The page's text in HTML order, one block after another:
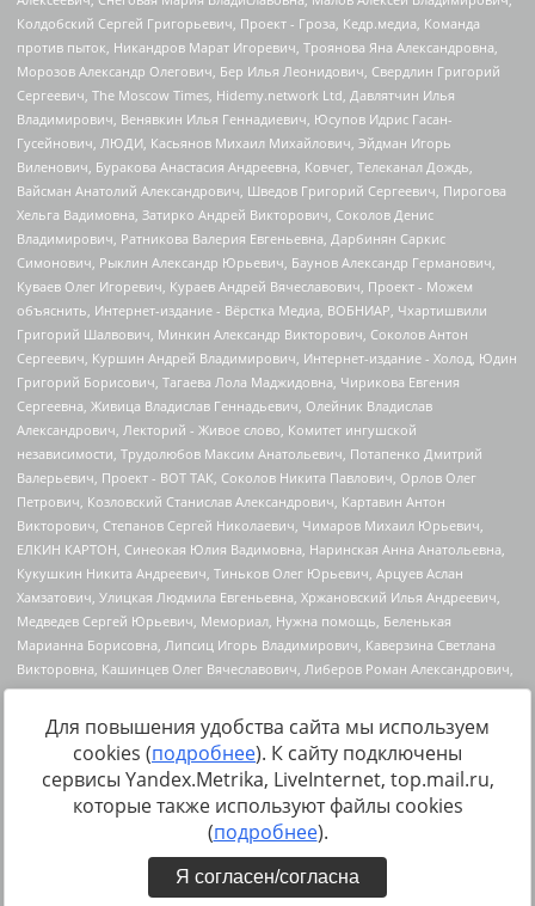
https://minjust.gov.ru/uploaded/files/reestr-
inostrannyih-agentov-22-03-2024.pdfданные на22.03.2024
Для повышения удобства сайта мы используем
cookies (подробнее). К сайту подключены
сервисы Yandex.Metrika, LiveInternet, top.mail.ru,
которые также используют файлы cookies
(подробнее).
Я согласен/согласна